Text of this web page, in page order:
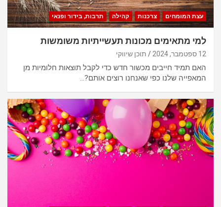
עצת המומחים צרכנות קהילה תרבות, בידור ופנאי
למי מתאימים מכונות תעשייתיות משומשות
12 ספטמבר, 2024 תוכן שיווקי
האם תמיד חייבים מכשור חדש כדי לקבל תוצאות חלומיות מן
המאפייה שלנו כפי שאנחנו רוצים אותם?…